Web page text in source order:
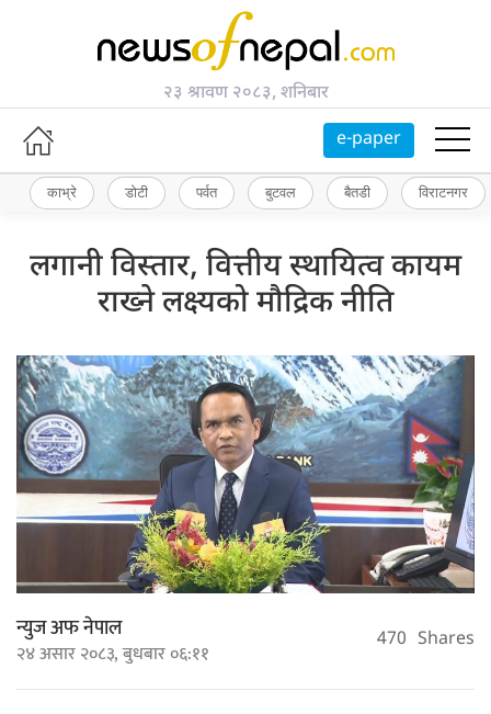
२३ श्रावण २०८३, शनिबार
e-paper
काभ्रे डोटी पर्वत बुटवल बैतडी विराटनगर
लगानी विस्तार, वित्तीय स्थायित्व कायम
राख्ने लक्ष्यको मौद्रिक नीति
न्युज अफ नेपाल
२४ असार २०८३, बुधबार ०६:११ 470 Shares